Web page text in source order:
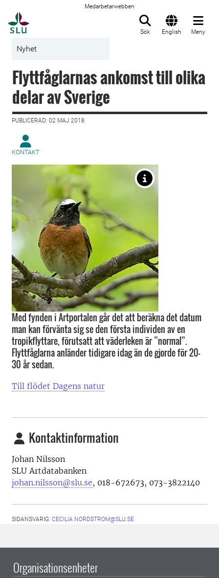
Medarbetarwebben
Sök English Meny
Nyhet
Flyttfåglarnas ankomst till olika
delar av Sverige
PUBLICERAD: 02 MAJ 2018
KONTAKT
Med fynden i Artportalen går det att beräkna det datum
man kan förvänta sig se den första individen av en
tropikflyttare, förutsatt att väderleken är ”normal”.
Flyttfåglarna anländer tidigare idag än de gjorde för 20-
30 år sedan.
Till flödet Dagens natur
Kontaktinformation
Johan Nilsson
SLU Artdatabanken
johan.nilsson@slu.se, 018-672673, 073-3822140
SIDANSVARIG: CECILIA.NORDSTROM@SLU.SE
Organisationsenheter